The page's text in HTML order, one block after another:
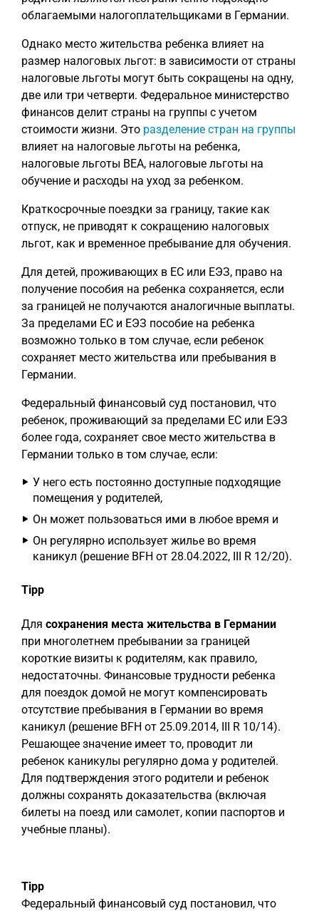
облагаемыми налогоплательщиками в Германии.
Однако место жительства ребенка влияет на
размер налоговых льгот: в зависимости от страны
налоговые льготы могут быть сокращены на одну,
две или три четверти. Федеральное министерство
финансов делит страны на группы с учетом
стоимости жизни. Это разделение стран на группы
влияет на налоговые льготы на ребенка,
налоговые льготы BEA, налоговые льготы на
обучение и расходы на уход за ребенком.
Краткосрочные поездки за границу, такие как
отпуск, не приводят к сокращению налоговых
льгот, как и временное пребывание для обучения.
Для детей, проживающих в ЕС или ЕЭЗ, право на
получение пособия на ребенка сохраняется, если
за границей не получаются аналогичные выплаты.
За пределами ЕС и ЕЭЗ пособие на ребенка
возможно только в том случае, если ребенок
сохраняет место жительства или пребывания в
Германии.
Федеральный финансовый суд постановил, что
ребенок, проживающий за пределами ЕС или ЕЭЗ
более года, сохраняет свое место жительства в
Германии только в том случае, если:
У него есть постоянно доступные подходящие
помещения у родителей,
Он может пользоваться ими в любое время и
Он регулярно использует жилье во время
каникул (решение BFH от 28.04.2022, III R 12/20).
Tipp
Для сохранения места жительства в Германии
при многолетнем пребывании за границей
короткие визиты к родителям, как правило,
недостаточны. Финансовые трудности ребенка
для поездок домой не могут компенсировать
отсутствие пребывания в Германии во время
каникул (решение BFH от 25.09.2014, III R 10/14).
Решающее значение имеет то, проводит ли
ребенок каникулы регулярно дома у родителей.
Для подтверждения этого родители и ребенок
должны сохранять доказательства (включая
билеты на поезд или самолет, копии паспортов и
учебные планы).
Tipp
Федеральный финансовый суд постановил, что